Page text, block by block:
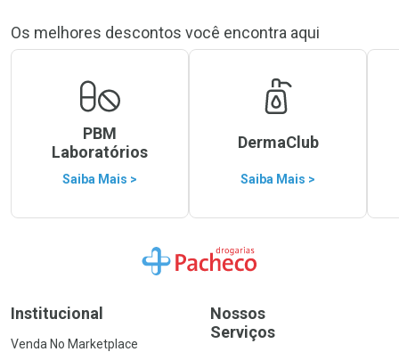
Os melhores descontos você encontra aqui
PBM
Laboratórios
Saiba Mais >
DermaClub
Saiba Mais >
Ir para a Home
Institucional
Venda No Marketplace
Nossos
Serviços